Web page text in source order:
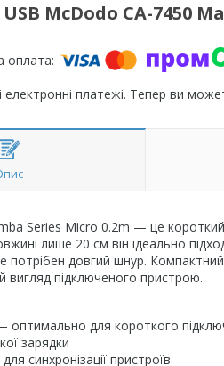
McDodo CA-7450
електронні платежі. Тепер ви
Series Micro 0.2m — це короткий
лише 20 см він ідеально
потрібен довгий шнур.
вигляд підключеного пристрою.
для короткого
зарядки
синхронізації пристроїв